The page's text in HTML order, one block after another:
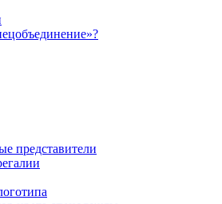
представители